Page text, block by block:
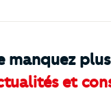
manquez
et